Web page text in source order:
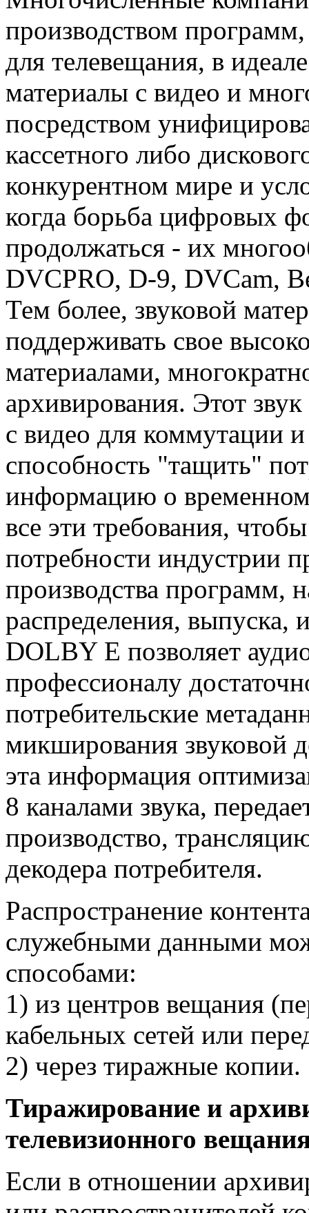
производством
для телевещания, в
материалы с видео и
посредством
кассетного либо
конкурентном мире и
когда борьба цифровых
продолжаться - их
DVCPRO, D-9, DVCam,
Тем более, звуковой
поддерживать свое
материалами,
архивирования. Этот
с видео для коммутации
способность "тащить"
информацию о
все эти требования,
потребности индустрии
производства программ,
распределения, выпуска,
DOLBY E позволяет
профессионалу
потребительские
микширования звуковой
эта информация
8 каналами звука,
производство,
декодера потребителя.
Распространение
служебными данными
способами:
1) из центров вещания
кабельных сетей или
2) через тиражные копии.
Тиражирование и
телевизионного
Если в отношении